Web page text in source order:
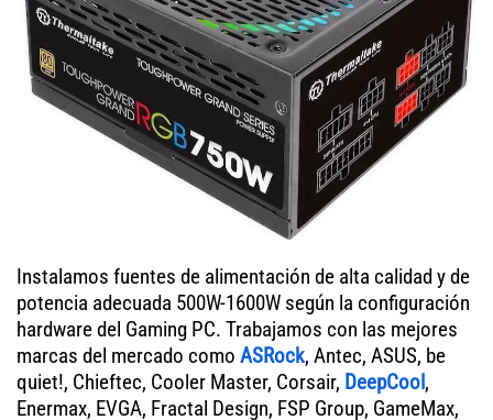
Instalamos fuentes de alimentación de alta calidad y de
potencia adecuada 500W-1600W según la configuración
hardware del Gaming PC. Trabajamos con las mejores
marcas del mercado como ASRock, Antec, ASUS, be
quiet!, Chieftec, Cooler Master, Corsair, DeepCool,
Enermax, EVGA, Fractal Design, FSP Group, GameMax,